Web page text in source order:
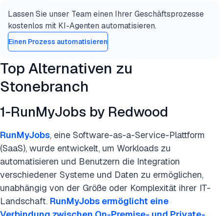
Lassen Sie unser Team einen Ihrer Geschäftsprozesse
kostenlos mit KI-Agenten automatisieren.
Einen Prozess automatisieren
Top Alternativen zu
Stonebranch
1-RunMyJobs by Redwood
RunMyJobs, eine Software-as-a-Service-Plattform
(SaaS), wurde entwickelt, um Workloads zu
automatisieren und Benutzern die Integration
verschiedener Systeme und Daten zu ermöglichen,
unabhängig von der Größe oder Komplexität ihrer IT-
Landschaft. RunMyJobs ermöglicht eine